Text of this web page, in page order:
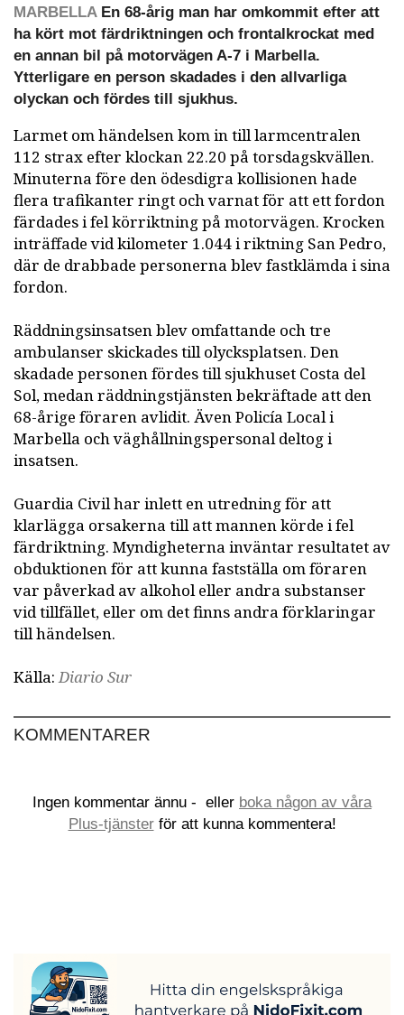
MARBELLAEn 68-årig man har omkommit efter att
ha kört mot färdriktningen och frontalkrockat med
en annan bil på motorvägen A-7 i Marbella.
Ytterligare en person skadades i den allvarliga
olyckan och fördes till sjukhus.
Larmet om händelsen kom in till larmcentralen
112 strax efter klockan 22.20 på torsdagskvällen.
Minuterna före den ödesdigra kollisionen hade
flera trafikanter ringt och varnat för att ett fordon
färdades i fel körriktning på motorvägen. Krocken
inträffade vid kilometer 1.044 i riktning San Pedro,
där de drabbade personerna blev fastklämda i sina
fordon.
Räddningsinsatsen blev omfattande och tre
ambulanser skickades till olycksplatsen. Den
skadade personen fördes till sjukhuset Costa del
Sol, medan räddningstjänsten bekräftade att den
68-årige föraren avlidit. Även Policía Local i
Marbella och väghållningspersonal deltog i
insatsen.
Guardia Civil har inlett en utredning för att
klarlägga orsakerna till att mannen körde i fel
färdriktning. Myndigheterna inväntar resultatet av
obduktionen för att kunna fastställa om föraren
var påverkad av alkohol eller andra substanser
vid tillfället, eller om det finns andra förklaringar
till händelsen.
Källa:Diario Sur
KOMMENTARER
Ingen kommentar ännu - eller boka någon av våra
Plus-tjänsterför att kunna kommentera!